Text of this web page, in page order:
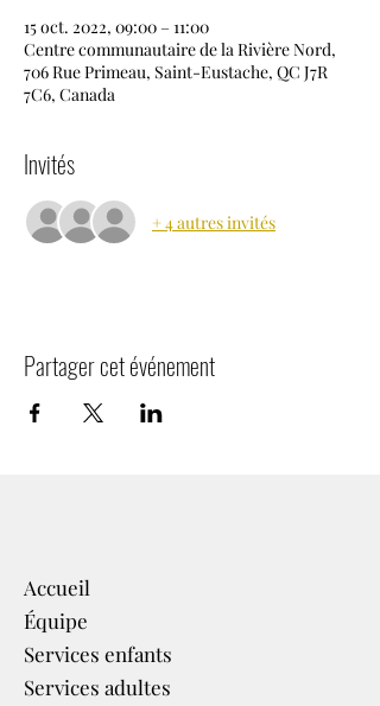
15 oct. 2022, 09:00 – 11:00
Centre communautaire de la Rivière Nord,
706 Rue Primeau, Saint-Eustache, QC J7R
7C6, Canada
Invités
+ 4 autres invités
Partager cet événement
Accueil
Équipe
Services enfants
Services adultes